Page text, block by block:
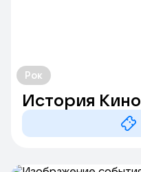
Рок
История Кино